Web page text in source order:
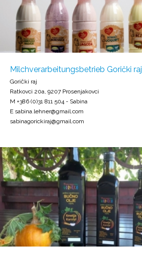
Milchverarbeitungsbetrieb Gorički raj
Gorički raj
Ratkovci 20a, 9207 Prosenjakovci
M +386 (0)31 811 504 - Sabina
E sabina.lehner@gmail.com
sabinagorickiraj@gmail.com